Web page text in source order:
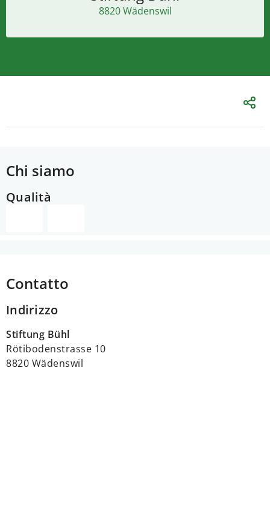
8820 Wädenswil
Chi siamo
Qualità
Contatto
Indirizzo
Stiftung Bühl
Rötibodenstrasse 10
8820 Wädenswil